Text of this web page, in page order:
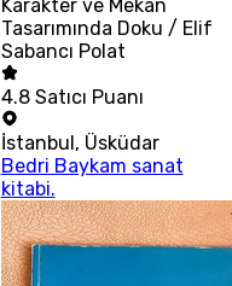
Karakter ve Mekan
Tasarımında Doku / Elif
Sabancı Polat
4.8 Satıcı Puanı
İstanbul , Üsküdar
Bedri Baykam sanat
kitabi.